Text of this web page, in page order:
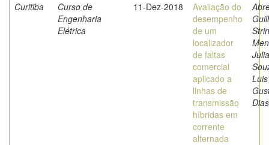
Curitiba
Curso de
Engenharia
Elétrica
11-Dez-2018
Avaliação do
desempenho
de um
localizador
de faltas
comercial
aplicado a
linhas de
transmissão
híbridas em
corrente
alternada
Luis